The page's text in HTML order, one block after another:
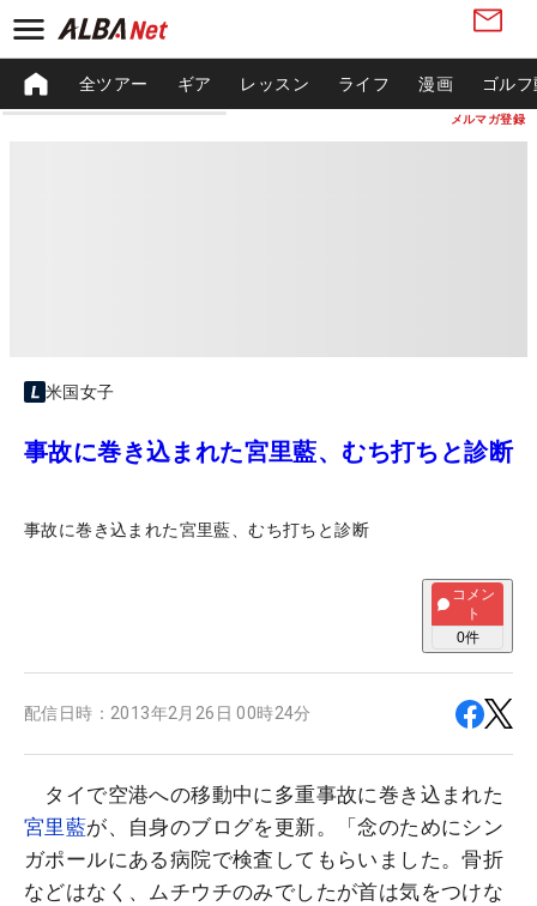
メルマガ登録
全ツアー ギア レッスン ライフ 漫画 ゴル
米国女子
事故に巻き込まれた宮里藍、むち打ちと診断
事故に巻き込まれた宮里藍、むち打ちと診断
コメン
ト
0件
配信日時： 2013年2月26日 00時24分
タイで空港への移動中に多重事故に巻き込まれた
宮里藍が、自身のブログを更新。「念のためにシン
ガポールにある病院で検査してもらいました。骨折
などはなく、ムチウチのみでしたが首は気をつけな